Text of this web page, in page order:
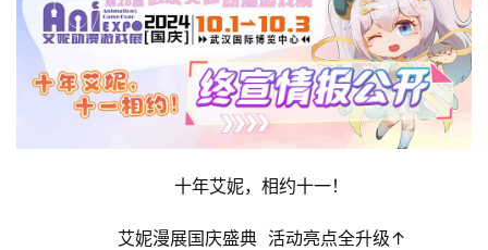
十年艾妮，相约十一！
艾妮漫展国庆盛典  活动亮点全升级↑